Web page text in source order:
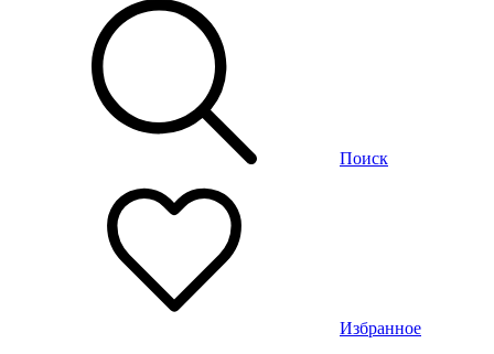
Поиск
Избранное